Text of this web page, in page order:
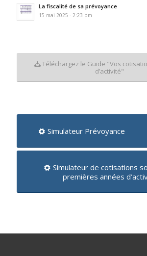
La fiscalité de sa prévoyance
15 mai 2025 - 2:23 pm
Téléchargez le Guide "Vos
d’activité"
Simulateur Prévoyance
Simulateur de cotisations
premières années